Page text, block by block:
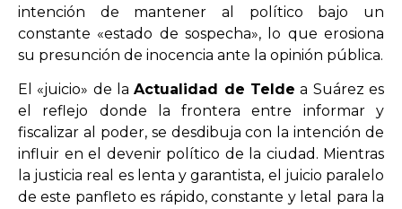
intención de mantener al político bajo un
constante «estado de sospecha», lo que erosiona
su presunción de inocencia ante la opinión pública.
El «juicio» de laActualidad de Telde a Suárez es
el reflejo donde la frontera entre informar y
fiscalizar al poder, se desdibuja con la intención de
influir en el devenir político de la ciudad. Mientras
la justicia real es lenta y garantista, el juicio paralelo
de este panfleto es rápido, constante y letal para la